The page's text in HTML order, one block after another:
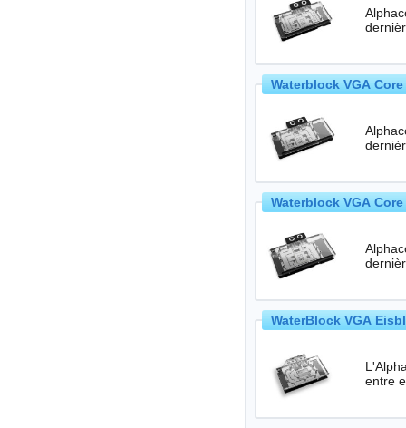
Waterblock VGA
Waterblock VGA
WaterBlock VGA